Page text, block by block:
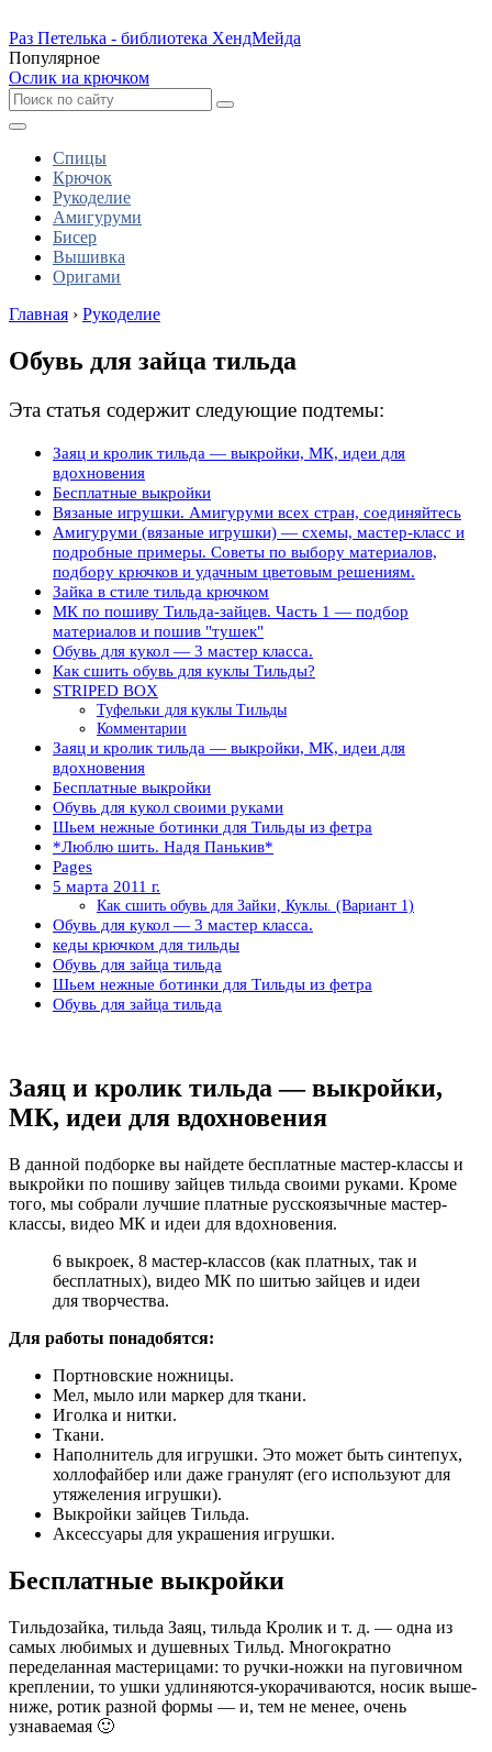
Раз Петелька - библиотека ХендМейда
Популярное
Ослик иа крючком
Спицы
Крючок
Рукоделие
Амигуруми
Бисер
Вышивка
Оригами
Главная › Рукоделие
Обувь для зайца тильда
Эта статья содержит следующие подтемы:
Заяц и кролик тильда — выкройки, МК, идеи для
вдохновения
Бесплатные выкройки
Вязаные игрушки. Амигуруми всех стран, соединяйтесь
Амигуруми (вязаные игрушки) — схемы, мастер-класс и
подробные примеры. Советы по выбору материалов,
подбору крючков и удачным цветовым решениям.
Зайка в стиле тильда крючком
МК по пошиву Тильда-зайцев. Часть 1 — подбор
материалов и пошив "тушек"
Обувь для кукол — 3 мастер класса.
Как сшить обувь для куклы Тильды?
STRIPED BOX
Туфельки для куклы Тильды
Комментарии
Заяц и кролик тильда — выкройки, МК, идеи для
вдохновения
Бесплатные выкройки
Обувь для кукол своими руками
Шьем нежные ботинки для Тильды из фетра
*Люблю шить. Надя Панькив*
Pages
5 марта 2011 г.
Как сшить обувь для Зайки, Куклы. (Вариант 1)
Обувь для кукол — 3 мастер класса.
кеды крючком для тильды
Обувь для зайца тильда
Шьем нежные ботинки для Тильды из фетра
Обувь для зайца тильда
Заяц и кролик тильда — выкройки,
МК, идеи для вдохновения
В данной подборке вы найдете бесплатные мастер-классы и
выкройки по пошиву зайцев тильда своими руками. Кроме
того, мы собрали лучшие платные русскоязычные мастер-
классы, видео МК и идеи для вдохновения.
6 выкроек, 8 мастер-классов (как платных, так и
бесплатных), видео МК по шитью зайцев и идеи
для творчества.
Для работы понадобятся:
Портновские ножницы.
Мел, мыло или маркер для ткани.
Иголка и нитки.
Ткани.
Наполнитель для игрушки. Это может быть синтепух,
холлофайбер или даже гранулят (его используют для
утяжеления игрушки).
Выкройки зайцев Тильда.
Аксессуары для украшения игрушки.
Бесплатные выкройки
Тильдозайка, тильда Заяц, тильда Кролик и т. д. — одна из
самых любимых и душевных Тильд. Многократно
переделанная мастерицами: то ручки-ножки на пуговичном
креплении, то ушки удлиняются-укорачиваются, носик выше-
ниже, ротик разной формы — и, тем не менее, очень
узнаваемая 🙂